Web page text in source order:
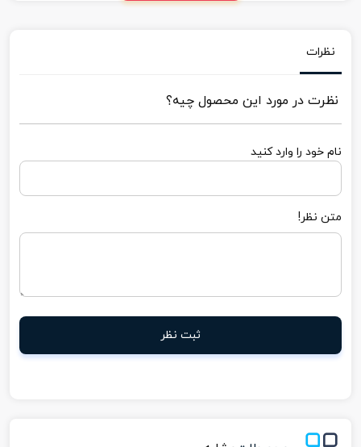
نظرات
نظرت در مورد این محصول چیه؟
نام خود را وارد کنید
متن نظر!
ثبت نظر